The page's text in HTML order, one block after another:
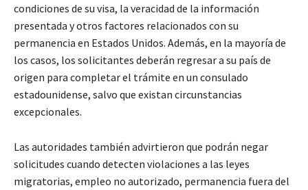
condiciones de su visa, la veracidad de la información
presentada y otros factores relacionados con su
permanencia en Estados Unidos. Además, en la mayoría de
los casos, los solicitantes deberán regresar a su país de
origen para completar el trámite en un consulado
estadounidense, salvo que existan circunstancias
excepcionales.
Las autoridades también advirtieron que podrán negar
solicitudes cuando detecten violaciones a las leyes
migratorias, empleo no autorizado, permanencia fuera del